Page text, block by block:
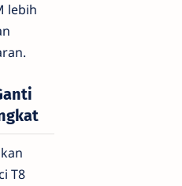
lebih
T8